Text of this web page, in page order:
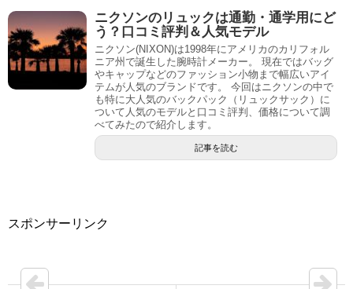
ニクソンのリュックは通勤・通学用にど
う？口コミ評判＆人気モデル
ニクソン(NIXON)は1998年にアメリカのカリフォル
ニア州で誕生した腕時計メーカー。 現在ではバッグ
やキャップなどのファッション小物まで幅広いアイ
テムが人気のブランドです。 今回はニクソンの中で
も特に大人気のバックパック（リュックサック）に
ついて人気のモデルと口コミ評判、価格について調
べてみたので紹介します。
記事を読む
スポンサーリンク